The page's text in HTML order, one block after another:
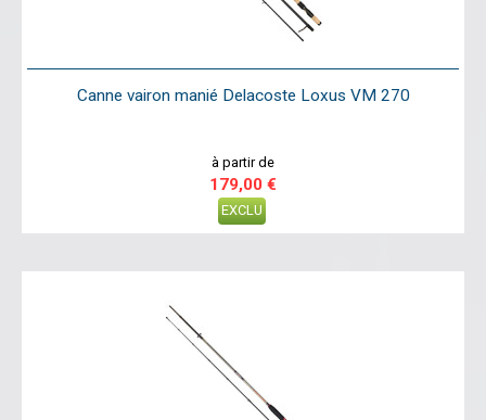
Canne vairon manié Delacoste Loxus VM 270
à partir de
179,00 €
EXCLU